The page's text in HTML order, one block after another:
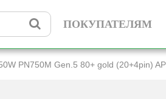
ПОКУПАТЕЛЯМ
PN750M Gen.5 80+­ gold (20+­4pin)